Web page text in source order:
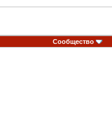
Сообщество